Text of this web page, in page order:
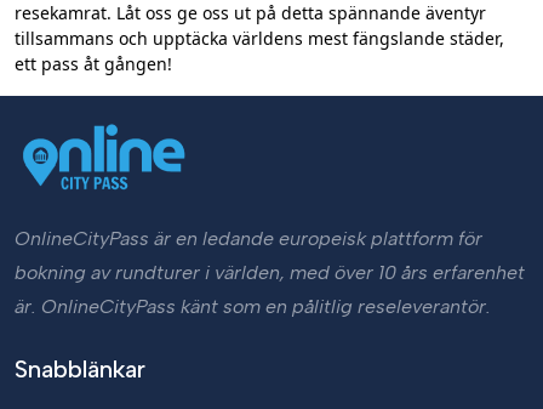
resekamrat. Låt oss ge oss ut på detta spännande äventyr
tillsammans och upptäcka världens mest fängslande städer,
ett pass åt gången!
OnlineCityPass är en ledande europeisk plattform för
bokning av rundturer i världen, med över 10 års erfarenhet
är. OnlineCityPass känt som en pålitlig reseleverantör.
Snabblänkar